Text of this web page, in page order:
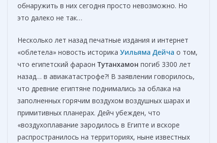
обнаружить в них сегодня просто невозможно. Но
это далеко не так…
Несколько лет назад печатные издания и интернет
«облетела» новость историка Уильяма Дейча о том,
что египетский фараон Тутанхамон погиб 3300 лет
назад… в авиакатастрофе?! В заявлении говорилось,
что древние египтяне поднимались за облака на
заполненных горячим воздухом воздушных шарах и
примитивных планерах. Дейч убежден, что
«воздухоплавание зародилось в Египте и вскоре
распространилось на территориях, ныне известных